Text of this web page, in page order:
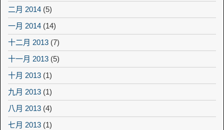
二月 2014 (5)
一月 2014 (14)
十二月 2013 (7)
十一月 2013 (5)
十月 2013 (1)
九月 2013 (1)
八月 2013 (4)
七月 2013 (1)